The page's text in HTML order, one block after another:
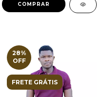
COMPRAR
28%
OFF
FRETE GRÁTIS